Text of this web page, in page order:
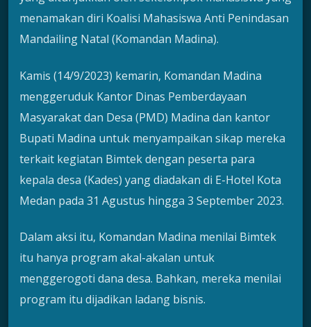
menamakan diri Koalisi Mahasiswa Anti Penindasan
Mandailing Natal (Komandan Madina).
Kamis (14/9/2023) kemarin, Komandan Madina
menggeruduk Kantor Dinas Pemberdayaan
Masyarakat dan Desa (PMD) Madina dan kantor
Bupati Madina untuk menyampaikan sikap mereka
terkait kegiatan Bimtek dengan peserta para
kepala desa (Kades) yang diadakan di E-Hotel Kota
Medan pada 31 Agustus hingga 3 September 2023.
Dalam aksi itu, Komandan Madina menilai Bimtek
itu hanya program akal-akalan untuk
menggerogoti dana desa. Bahkan, mereka menilai
program itu dijadikan ladang bisnis.